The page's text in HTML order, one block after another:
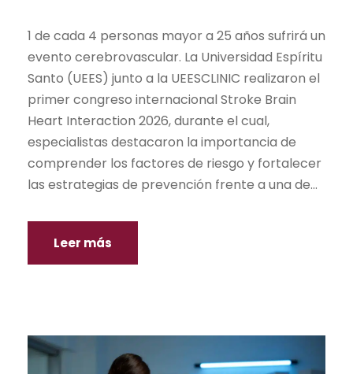
1 de cada 4 personas mayor a 25 años sufrirá un
evento cerebrovascular. La Universidad Espíritu
Santo (UEES) junto a la UEESCLINIC realizaron el
primer congreso internacional Stroke Brain
Heart Interaction 2026, durante el cual,
especialistas destacaron la importancia de
comprender los factores de riesgo y fortalecer
las estrategias de prevención frente a una de...
Leer más